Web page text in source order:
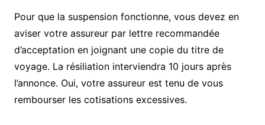
Pour que la suspension fonctionne, vous devez en
aviser votre assureur par lettre recommandée
d’acceptation en joignant une copie du titre de
voyage. La résiliation interviendra 10 jours après
l’annonce. Oui, votre assureur est tenu de vous
rembourser les cotisations excessives.